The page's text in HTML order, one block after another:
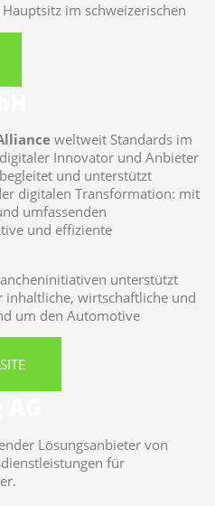
im schweizerischen
weltweit Standards im
Innovator und Anbieter
und unterstützt
digitalen Transformation: mit
umfassenden
und effiziente
unterstützt
inhaltliche, wirtschaftliche und
um den Automotive
Lösungsanbieter von
für